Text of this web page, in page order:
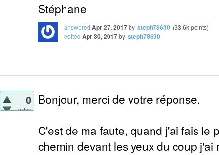
Stéphane
answered Apr 27, 2017by steph78630 (33.6kpoints)
edited Apr 30, 2017by steph78630
0
votes
Bonjour, merci de votre réponse.
C'est de ma faute, quand j'ai fais le
chemin devant les yeux du coup j'ai